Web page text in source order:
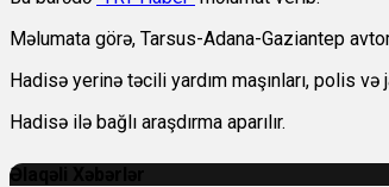
Məlumata görə, Tarsus-Adana-Gaziantep
Hadisə yerinə təcili yardım maşınları, polis və
Hadisə ilə bağlı araşdırma aparılır.
Əlaqəli Xəbərlər